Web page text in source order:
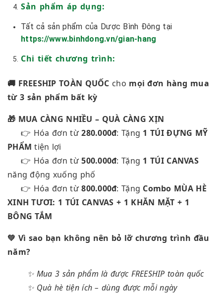
Sản phẩm áp dụng:
Tất cả sản phẩm của Dược Bình Đông tại
https://www.binhdong.vn/gian-hang
Chi tiết chương trình:
🚚 FREESHIP TOÀN QUỐC cho mọi đơn hàng mua
từ 3 sản phẩm bất kỳ
🎁 MUA CÀNG NHIỀU – QUÀ CÀNG XỊN
👉 Hóa đơn từ280.000đ: Tặng 1 TÚI ĐỰNG MỸ
PHẨMtiện lợi
👉 Hóa đơn từ500.000đ: Tặng 1 TÚI CANVAS
năng động xuống phố
👉 Hóa đơn từ800.000đ: Tặng Combo MÙA HÈ
XINH TƯƠI: 1 TÚI CANVAS + 1 KHĂN MẶT + 1
BÔNG TẮM
💚 Vì sao bạn không nên bỏ lỡ chương trình đầu
năm?
✨ Mua 3 sản phẩm là được FREESHIP toàn quốc
✨ Quà hè tiện ích – dùng được mỗi ngày